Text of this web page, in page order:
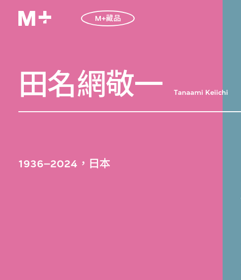
M+藏品
田名網敬一 Tanaami Keiichi
1936–2024，日本